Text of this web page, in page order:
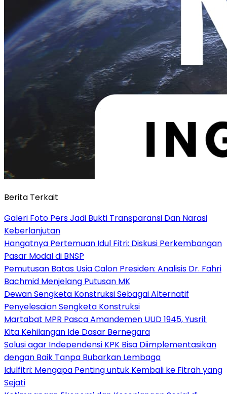
Berita Terkait
Galeri Foto Pers Jadi Bukti Transparansi Dan Narasi
Keberlanjutan
Hangatnya Pertemuan Idul Fitri: Diskusi Perkembangan
Pasar Modal di BNSP
Pemutusan Batas Usia Calon Presiden: Analisis Dr. Fahri
Bachmid Menjelang Putusan MK
Dewan Sengketa Konstruksi Sebagai Alternatif
Penyelesaian Sengketa Konstruksi
Martabat MPR Pasca Amandemen UUD 1945, Yusril:
Kita Kehilangan Ide Dasar Bernegara
Solusi agar Independensi KPK Bisa Diimplementasikan
dengan Baik Tanpa Bubarkan Lembaga
Idulfitri: Mengapa Penting untuk Kembali ke Fitrah yang
Sejati